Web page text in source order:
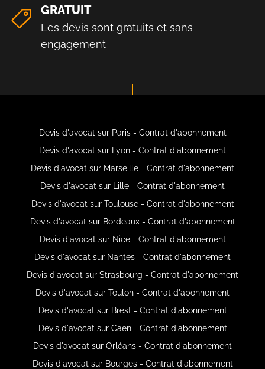
GRATUIT
Les devis sont gratuits et sans
engagement
Devis d'avocat sur Paris - Contrat d'abonnement
Devis d'avocat sur Lyon - Contrat d'abonnement
Devis d'avocat sur Marseille - Contrat d'abonnement
Devis d'avocat sur Lille - Contrat d'abonnement
Devis d'avocat sur Toulouse - Contrat d'abonnement
Devis d'avocat sur Bordeaux - Contrat d'abonnement
Devis d'avocat sur Nice - Contrat d'abonnement
Devis d'avocat sur Nantes - Contrat d'abonnement
Devis d'avocat sur Strasbourg - Contrat d'abonnement
Devis d'avocat sur Toulon - Contrat d'abonnement
Devis d'avocat sur Brest - Contrat d'abonnement
Devis d'avocat sur Caen - Contrat d'abonnement
Devis d'avocat sur Orléans - Contrat d'abonnement
Devis d'avocat sur Bourges - Contrat d'abonnement